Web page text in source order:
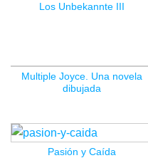
Los Unbekannte III
Multiple Joyce. Una novela
dibujada
Pasión y Caída